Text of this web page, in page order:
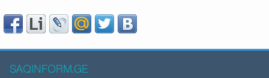
SAQINFORM.GE